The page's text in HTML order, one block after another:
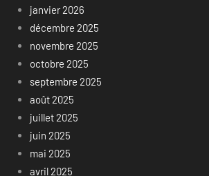
janvier 2026
décembre 2025
novembre 2025
octobre 2025
septembre 2025
août 2025
juillet 2025
juin 2025
mai 2025
avril 2025